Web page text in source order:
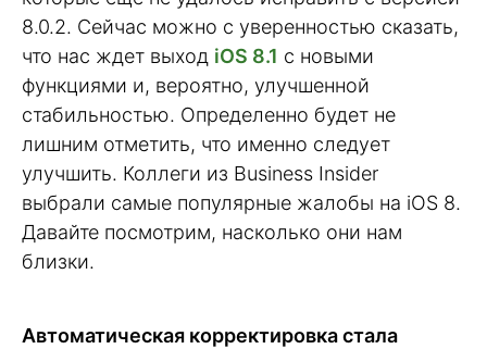
8.0.2. Сейчас можно с уверенностью сказать,
что нас ждет выход iOS 8.1 с новыми
функциями и, вероятно, улучшенной
стабильностью. Определенно будет не
лишним отметить, что именно следует
улучшить. Коллеги из Business Insider
выбрали самые популярные жалобы на iOS 8.
Давайте посмотрим, насколько они нам
близки.
Автоматическая корректировка стала